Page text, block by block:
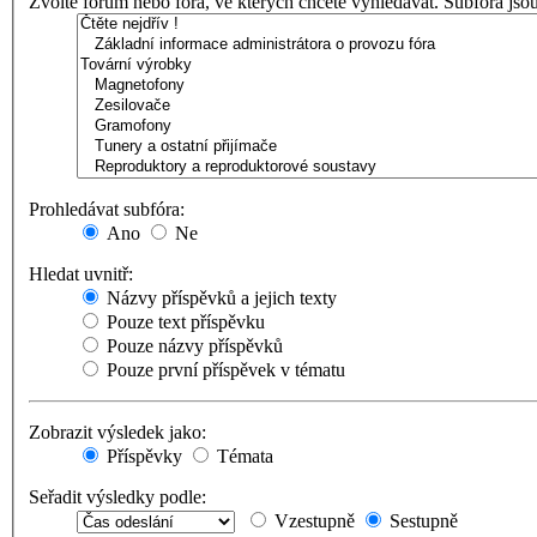
Prohledávat subfóra:
Ano
Ne
Hledat uvnitř:
Názvy příspěvků a jejich texty
Pouze text příspěvku
Pouze názvy příspěvků
Pouze první příspěvek v tématu
Zobrazit výsledek jako:
Příspěvky
Témata
Seřadit výsledky podle:
Vzestupně
Sestupně